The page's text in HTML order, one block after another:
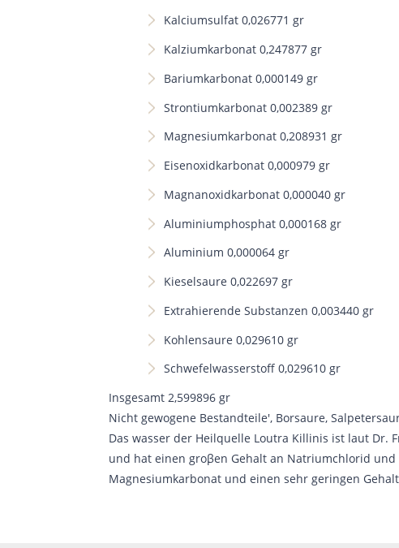
Kalciumsulfat 0,026771 gr
Kalziumkarbonat 0,247877 gr
Bariumkarbonat 0,000149 gr
Strontiumkarbonat 0,002389 gr
Magnesiumkarbonat 0,208931 gr
Eisenoxidkarbonat 0,000979 gr
Magnanoxidkarbonat 0,000040 gr
Aluminiumphosphat 0,000168 gr
Aluminium 0,000064 gr
Kieselsaure 0,022697 gr
Extrahierende Substanzen 0,003440 gr
Kohlensaure 0,029610 gr
Schwefelwasserstoff 0,029610 gr
Insgesamt 2,599896 gr
Nicht gewogene Bestandteile', Borsaure,
Das wasser der Heilquelle Loutra Killinis ist laut Dr.
und hat einen groβen Gehalt an Natriumchlorid
Magnesiumkarbonat und einen sehr geringen